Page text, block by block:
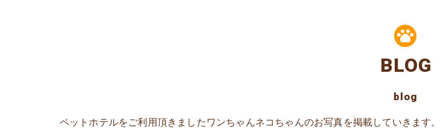
BLOG
blog
ペットホテルをご利用頂きましたワンちゃんネコちゃんのお写真を掲載していきます。